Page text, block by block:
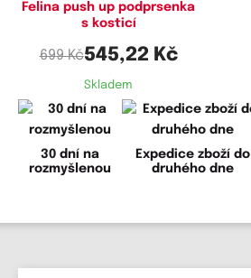
Felina push up podprsenka
s kosticí
699 Kč545,22 Kč
Skladem
30 dní na
rozmyšlenou
Expedice zboží do
druhého dne